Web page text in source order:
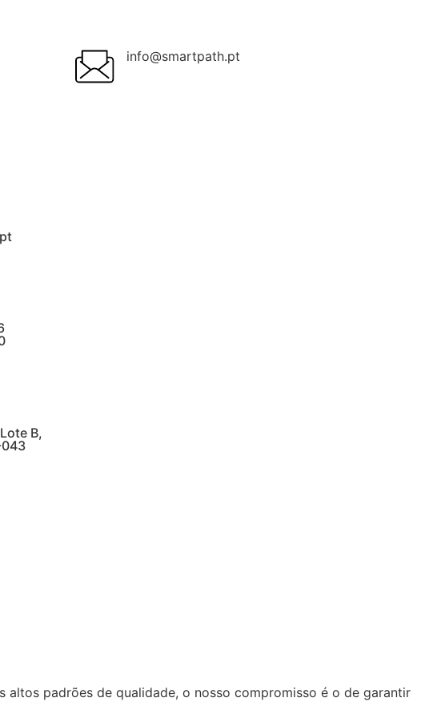
info@smartpath.pt
B,
altos padrões de qualidade, o nosso compromisso é o de garantir